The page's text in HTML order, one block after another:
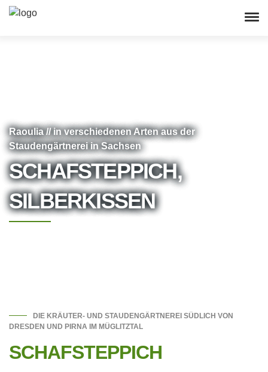
Raoulia // in verschiedenen Arten aus der
Staudengärtnerei in Sachsen
SCHAFSTEPPICH,
SILBERKISSEN
DIE KRÄUTER- UND STAUDENGÄRTNEREI SÜDLICH VON
DRESDEN UND PIRNA IM MÜGLITZTAL
SCHAFSTEPPICH